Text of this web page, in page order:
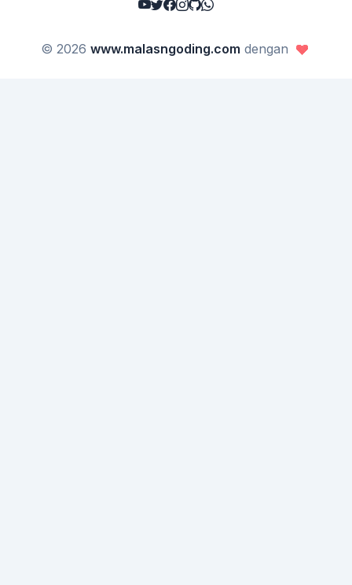
© 2026 www.malasngoding.com dengan